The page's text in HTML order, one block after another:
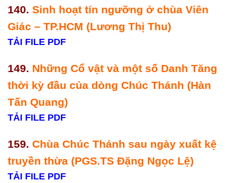
140. Sinh hoạt tín ngưỡng ở chùa Viên
Giác – TP.HCM (Lương Thị Thu)
TẢI FILE PDF
149. Những Cổ vật và một số Danh Tăng
thời kỳ đầu của dòng Chúc Thánh (Hàn
Tấn Quang)
TẢI FILE PDF
159. Chùa Chúc Thánh sau ngày xuất kệ
truyền thừa (PGS.TS Đặng Ngọc Lệ)
TẢI FILE PDF